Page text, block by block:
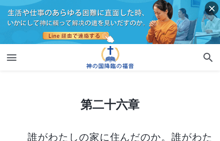
第二十六章
誰がわたしの家に住んだのか。誰がわた